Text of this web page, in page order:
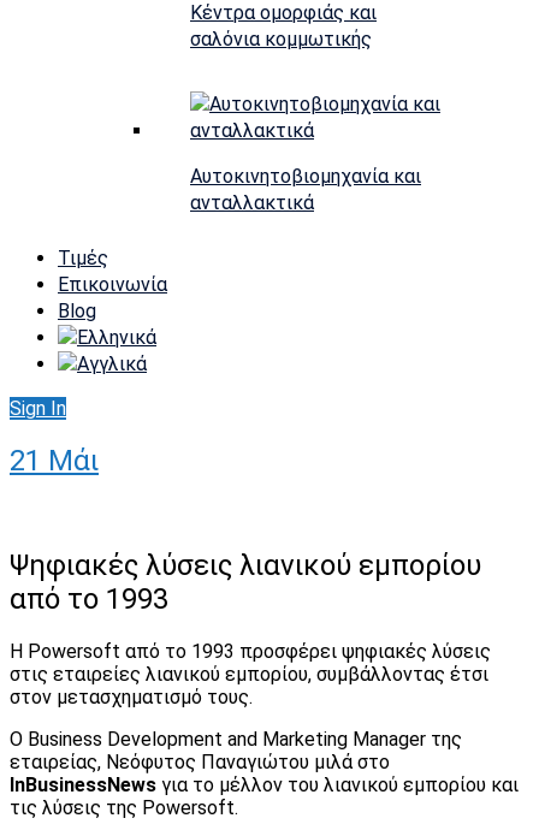
Κέντρα ομορφιάς και
σαλόνια κομμωτικής
Αυτοκινητοβιομηχανία και
ανταλλακτικά
Τιμές
Επικοινωνία
Blog
Sign In
21 Μάι
Ψηφιακές λύσεις λιανικού εμπορίου
από το 1993
Η Powersoft από το 1993 προσφέρει ψηφιακές λύσεις
στις εταιρείες λιανικού εμπορίου, συμβάλλοντας έτσι
στον μετασχηματισμό τους.
Ο Business Development and Marketing Manager της
εταιρείας, Νεόφυτος Παναγιώτου μιλά στο
InBusinessNews για το μέλλον του λιανικού εμπορίου και
τις λύσεις της Powersoft.